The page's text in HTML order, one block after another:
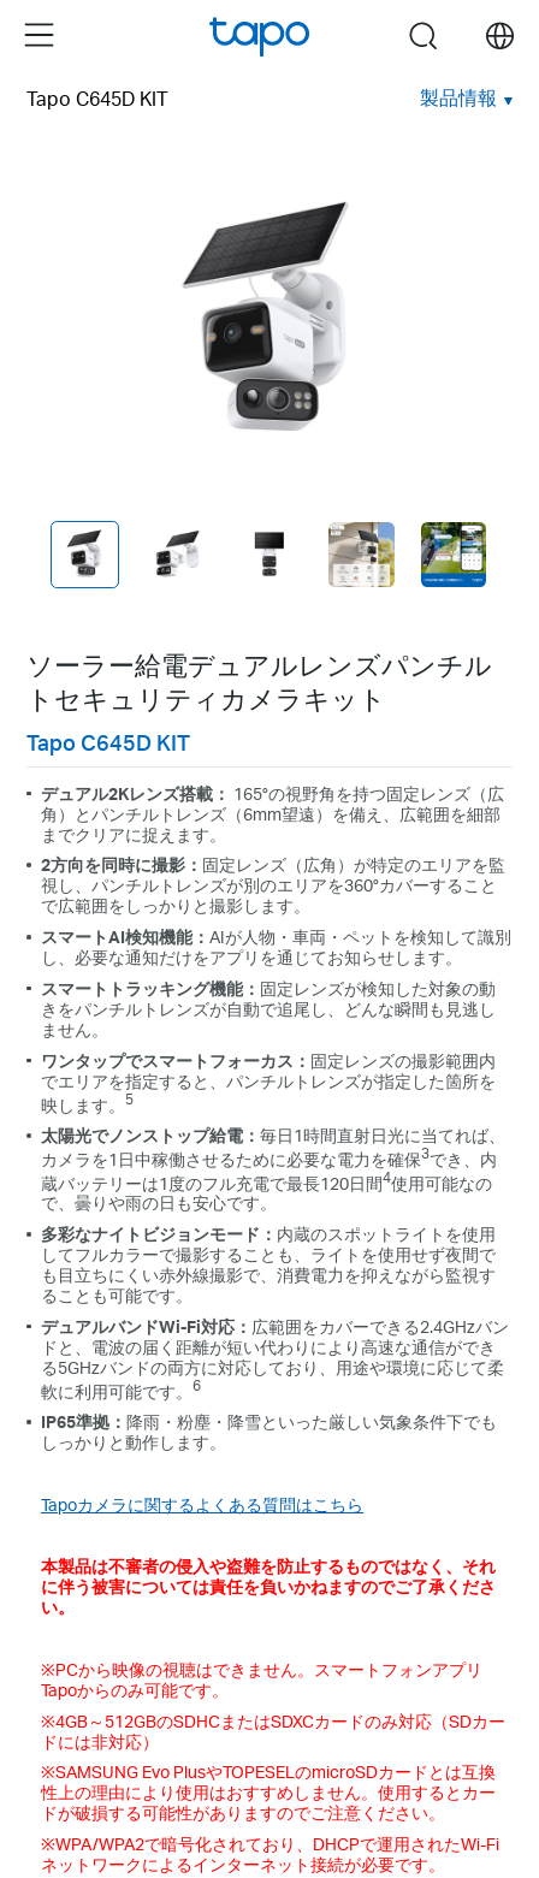
Menu search
Tapo C645D KIT 製品情報
ソーラー給電デュアルレンズパンチル
トセキュリティカメラキット
Tapo C645D KIT
デュアル2Kレンズ搭載： 165°の視野角を持つ固定レンズ（広
角）とパンチルトレンズ（6mm望遠）を備え、広範囲を細部
までクリアに捉えます。
2方向を同時に撮影： 固定レンズ（広角）が特定のエリアを監
視し、パンチルトレンズが別のエリアを360°カバーすること
で広範囲をしっかりと撮影します。
スマートAI検知機能：AIが人物・車両・ペットを検知して識別
し、必要な通知だけをアプリを通じてお知らせします。
スマートトラッキング機能： 固定レンズが検知した対象の動
きをパンチルトレンズが自動で追尾し、どんな瞬間も見逃し
ません。
ワンタップでスマートフォーカス： 固定レンズの撮影範囲内
でエリアを指定すると、パンチルトレンズが指定した箇所を
映します。
5
太陽光でノンストップ給電：毎日1時間直射日光に当てれば、
カメラを1日中稼働させるために必要な電力を確保3でき、内
蔵バッテリーは1度のフル充電で最長120日間4使用可能なの
で、曇りや雨の日も安心です。
多彩なナイトビジョンモード： 内蔵のスポットライトを使用
してフルカラーで撮影することも、ライトを使用せず夜間で
も目立ちにくい赤外線撮影で、消費電力を抑えながら監視す
ることも可能です。
デュアルバンドWi-Fi対応： 広範囲をカバーできる2.4GHzバン
ドと、電波の届く距離が短い代わりにより高速な通信ができ
る5GHzバンドの両方に対応しており、用途や環境に応じて柔
軟に利用可能です。6
IP65準拠：降雨・粉塵・降雪といった厳しい気象条件下でも
しっかりと動作します。
Tapoカメラに関するよくある質問はこちら
本製品は不審者の侵入や盗難を防止するものではなく、それ
に伴う被害については責任を負いかねますのでご了承くださ
い。
※PCから映像の視聴はできません。スマートフォンアプリ
Tapoからのみ可能です。
※4GB～512GBのSDHCまたはSDXCカードのみ対応（SDカー
ドには非対応）
※SAMSUNG Evo PlusやTOPESELのmicroSDカードとは互換
性上の理由により使用はおすすめしません。使用するとカー
ドが破損する可能性がありますのでご注意ください。
※WPA/WPA2で暗号化されており、DHCPで運用されたWi-Fi
ネットワークによるインターネット接続が必要です。